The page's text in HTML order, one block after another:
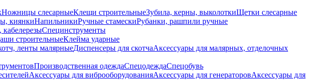
Ножницы слесарныеКлещи строительныеЗубила, керны, выколоткиЩетки слесарные
киянкиНапильникиРучные стамескиРубанки, рашпили ручные
кабелерезыСпецинструменты
строительныеКлейма ударные
ленты малярныеДиспенсеры для скотчаАксессуары для малярных, отделочных
Производственная одеждаСпецодеждаСпецобувь
Аксессуары для виброоборудованияАксессуары для генераторовАксессуары для